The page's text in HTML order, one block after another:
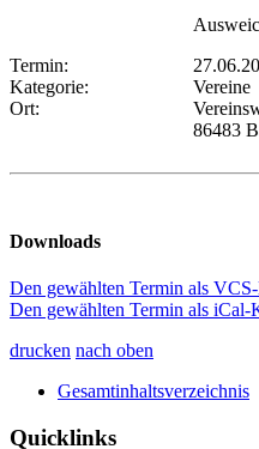
Termin:
Kategorie:
Vereine
Ort:
86483
Downloads
Den gewählten Termin als
Den gewählten Termin als iCal-
drucken nach oben
Gesamtinhaltsverzeichnis
Quicklinks